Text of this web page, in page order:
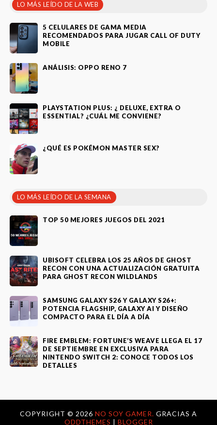
LO MÁS LEÍDO DE LA WEB
5 CELULARES DE GAMA MEDIA
RECOMENDADOS PARA JUGAR CALL OF DUTY
MOBILE
ANÁLISIS: OPPO RENO 7
PLAYSTATION PLUS: ¿ DELUXE, EXTRA O
ESSENTIAL? ¿CUÁL ME CONVIENE?
¿QUÉ ES POKÉMON MASTER SEX?
LO MÁS LEÍDO DE LA SEMANA
TOP 50 MEJORES JUEGOS DEL 2021
UBISOFT CELEBRA LOS 25 AÑOS DE GHOST
RECON CON UNA ACTUALIZACIÓN GRATUITA
PARA GHOST RECON WILDLANDS
SAMSUNG GALAXY S26 Y GALAXY S26+:
POTENCIA FLAGSHIP, GALAXY AI Y DISEÑO
COMPACTO PARA EL DÍA A DÍA
FIRE EMBLEM: FORTUNE’S WEAVE LLEGA EL 17
DE SEPTIEMBRE EN EXCLUSIVA PARA
NINTENDO SWITCH 2: CONOCE TODOS LOS
DETALLES
COPYRIGHT © 2026 NO SOY GAMER. GRACIAS A
ODDTHEMES | BLOGGER